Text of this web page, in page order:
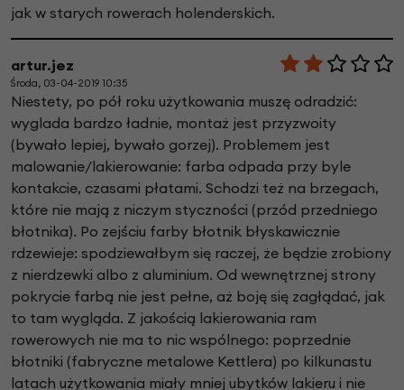
jak w starych rowerach holenderskich.
artur.jez
Środa, 03-04-2019 10:35
Niestety, po pół roku użytkowania muszę odradzić:
wyglada bardzo ładnie, montaż jest przyzwoity
(bywało lepiej, bywało gorzej). Problemem jest
malowanie/lakierowanie: farba odpada przy byle
kontakcie, czasami płatami. Schodzi też na brzegach,
które nie mają z niczym styczności (przód przedniego
błotnika). Po zejściu farby błotnik błyskawicznie
rdzewieje: spodziewałbym się raczej, że będzie zrobiony
z nierdzewki albo z aluminium. Od wewnętrznej strony
pokrycie farbą nie jest pełne, aż boję się zagłądać, jak
to tam wygląda. Z jakością lakierowania ram
rowerowych nie ma to nic wspólnego: poprzednie
błotniki (fabryczne metalowe Kettlera) po kilkunastu
latach użytkowania miały mniej ubytków lakieru i nie